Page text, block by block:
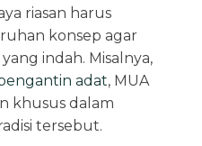
riasan harus
konsep agar
indah. Misalnya,
adat, MUA
khusus dalam
tersebut.